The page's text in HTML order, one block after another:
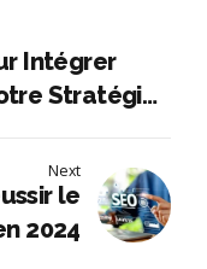
Intégrer
Stratégie
Next
le
2024